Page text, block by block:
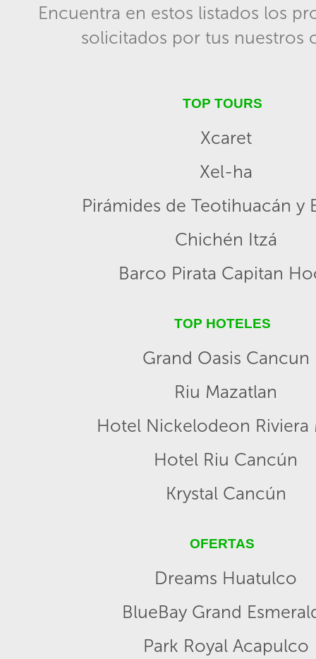
Encuentra en estos listados los
solicitados por tus nuestros
TOP TOURS
Xcaret
Xel-ha
Pirámides de Teotihuacán y
Chichén Itzá
Barco Pirata Capitan
TOP HOTELES
Grand Oasis Cancun
Riu Mazatlan
Hotel Nickelodeon Riviera
Hotel Riu Cancún
Krystal Cancún
OFERTAS
Dreams Huatulco
BlueBay Grand
Park Royal Acapulco